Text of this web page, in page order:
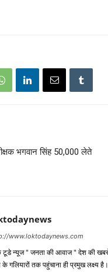
भगवान सिंह 50,000 लेते
www.loktodaynews.com
टूडे न्यूज " जनता की आवाज " देश की खबरों
के गलियारों तक पहुंचाना ही प्रमुख लक्ष्य